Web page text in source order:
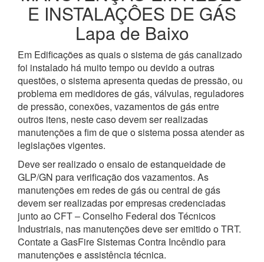
E INSTALAÇÔES DE GÁS
Lapa de Baixo
Em Edificações as quais o sistema de gás canalizado
foi instalado há muito tempo ou devido a outras
questões, o sistema apresenta quedas de pressão, ou
problema em medidores de gás, válvulas, reguladores
de pressão, conexões, vazamentos de gás entre
outros itens, neste caso devem ser realizadas
manutenções a fim de que o sistema possa atender as
legislações vigentes.
Deve ser realizado o ensaio de estanqueidade de
GLP/GN para verificação dos vazamentos. As
manutenções em redes de gás ou central de gás
devem ser realizadas por empresas credenciadas
junto ao CFT – Conselho Federal dos Técnicos
Industriais, nas manutenções deve ser emitido o TRT.
Contate a GasFire Sistemas Contra Incêndio para
manutenções e assistência técnica.